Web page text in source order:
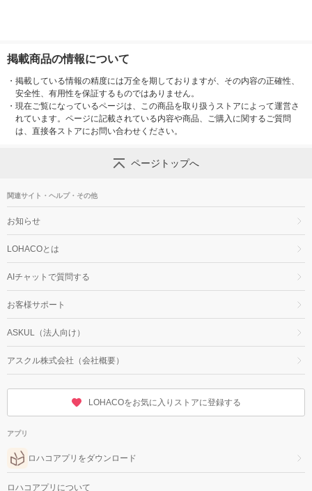
掲載商品の情報について
・ 掲載している情報の精度には万全を期しておりますが、その内容の正確性、
安全性、有用性を保証するものではありません。
・ 現在ご覧になっているページは、この商品を取り扱うストアによって運営さ
れています。ページに記載されている内容や商品、ご購入に関するご質問
は、直接各ストアにお問い合わせください。
ページトップへ
関連サイト・ヘルプ・その他
お知らせ
LOHACOとは
AIチャットで質問する
お客様サポート
ASKUL（法人向け）
アスクル株式会社（会社概要）
LOHACOをお気に入りストアに登録する
アプリ
ロハコアプリをダウンロード
ロハコアプリについて